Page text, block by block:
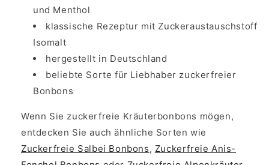
und Menthol
klassische Rezeptur mit Zuckeraustauschstoff
Isomalt
hergestellt in Deutschland
beliebte Sorte für Liebhaber zuckerfreier
Bonbons
Wenn Sie zuckerfreie Kräuterbonbons mögen,
entdecken Sie auch ähnliche Sorten wie
Zuckerfreie Salbei Bonbons, Zuckerfreie Anis-